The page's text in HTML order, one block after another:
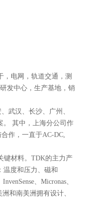
，电网，轨道交通，测
发中心，生产基地，销
武汉、长沙、广州、
。 其中，上海分公司作
作，一直于AC-DC,
键材料。TDK的主力产
温度和压力、磁和
、Micronas、
和南美洲拥有设计、